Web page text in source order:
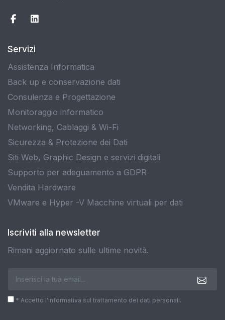
Servizi
Assistenza Informatica
Back up e conservazione dati
Consulenza e Progettazione
Monitoraggio informatico
Networking, Cablaggi & Wi-Fi
Sicurezza & Protezione dei Dati
Siti Web, Graphic Design e servizi digitali
Supporto per adeguamento a GDPR
Vendita Hardware
VMware e Hyper -V Macchine virtuali per dati
Iscriviti alla newsletter
Rimani aggiornato sulle ultime novità.
* Accetto l'informativa sul trattamento dei dati personali.